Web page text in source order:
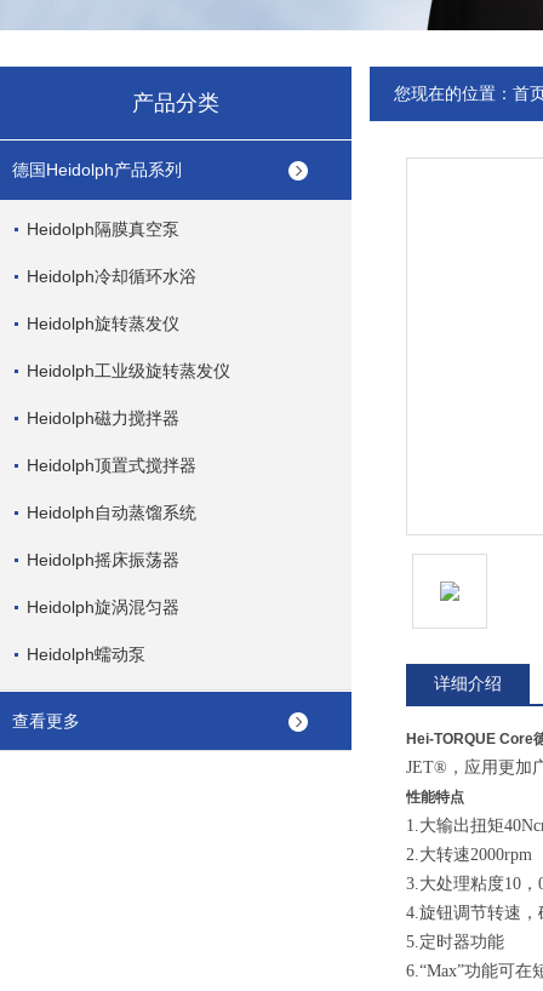
产品分类
德国Heidolph产品系列
Heidolph隔膜真空泵
Heidolph冷却循环水浴
Heidolph旋转蒸发仪
Heidolph工业级旋转蒸发仪
Heidolph磁力搅拌器
Heidolph顶置式搅拌器
Heidolph自动蒸馏系统
Heidolph摇床振荡器
Heidolph旋涡混匀器
Heidolph蠕动泵
查看更多
您现在的位置： 首
详细介绍
Hei-TORQUE Core
JET®，应用更加
性能特点
1.大输出扭矩
2.大转速2000rpm
3.大处理粘度10，
4.旋钮调节转速
5.定时器功能
6.“Max”功能可在